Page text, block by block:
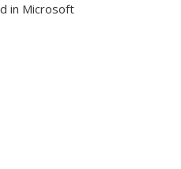
in Microsoft